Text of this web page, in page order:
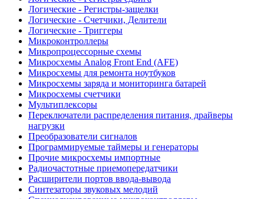
Логические - Регистры-защелки
Логические - Счетчики, Делители
Логические - Триггеры
Микроконтроллеры
Микропроцессорные схемы
Микросхемы Analog Front End (AFE)
Микросхемы для ремонта ноутбуков
Микросхемы заряда и мониторинга батарей
Микросхемы счетчики
Мультиплексоры
Переключатели распределения питания, драйверы
нагрузки
Преобразователи сигналов
Программируемые таймеры и генераторы
Прочие микросхемы импортные
Радиочастотные приемопередатчики
Расширители портов ввода-вывода
Синтезаторы звуковых мелодий